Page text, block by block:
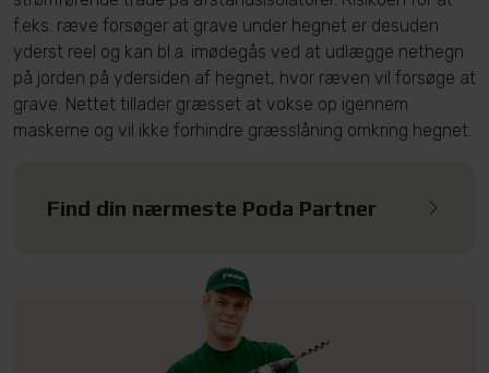
f.eks. ræve forsøger at grave under hegnet er desuden
yderst reel og kan bl.a. imødegås ved at udlægge nethegn
på jorden på ydersiden af hegnet, hvor ræven vil forsøge at
grave. Nettet tillader græsset at vokse op igennem
maskerne og vil ikke forhindre græsslåning omkring hegnet.
Find din nærmeste Poda Partner